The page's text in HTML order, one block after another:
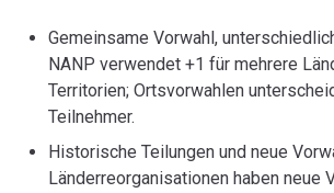
Gemeinsame Vorwahl,
NANP verwendet +1 für mehrere
Territorien; Ortsvorwahlen
Teilnehmer.
Historische Teilungen und neue
Länderreorganisationen haben neue